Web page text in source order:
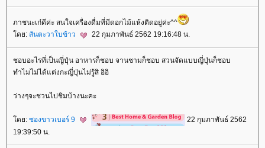
ภาชนะเก๋ดีค่ะ สนใจเครื่องดื่มที่มีดอกไม้แห้งติดอยู่ค่ะ^^
ดย: สันตะวาใบข้าว 22 กุมภาพันธ์ 2562 19:16:48 น.
ชอบอะไรที่เป็นญี่ปุ่น อาหารก็ชอบ จานชามก็ชอบ สวนจัดแบบญี่ปุ่นก็ชอบ
ทำไมไม่ได้แต่งกะญี่ปุ่นไม่รู้สิ อิอิ
ว่างๆจะชวนไปชิมบ้างนะคะ
ดย: ซองขาวเบอร์ 9
22 กุมภาพันธ์ 2562
19:39:50 น.